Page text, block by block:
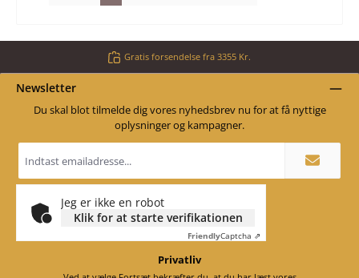
Gratis forsendelse fra 3355 Kr.
Newsletter
Du skal blot tilmelde dig vores nyhedsbrev nu for at få nyttige
oplysninger og kampagner.
adresse
*
Jeg er ikke en robot
Klik for at starte verifikationen
FriendlyCaptcha ⇗
Privatliv